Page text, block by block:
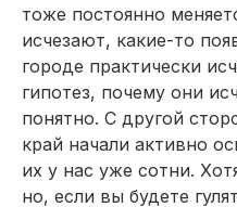
тоже постоянно
исчезают, какие-то
городе практически
гипотез, почему они
понятно. С другой
край начали активно
их у нас уже сотни.
но, если вы будете